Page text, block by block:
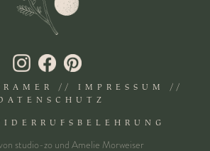
// IMPRESSUM
//
studio-zo und Amelie Morweiser